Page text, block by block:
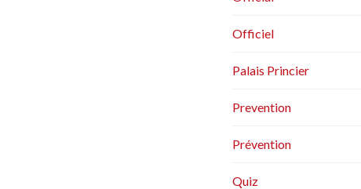
Officiel
Palais Princier
Prevention
Prévention
Quiz